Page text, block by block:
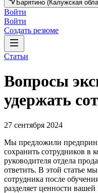
Барятино (Калужская
Войти
Войти
Создать резюме
Статьи
Вопросы
удержать
27 сентября 2024
Мы предложили
сохранить сотрудников в
руководителя отдела
ответить. В этой статье
сотрудника после
разделяет ценности